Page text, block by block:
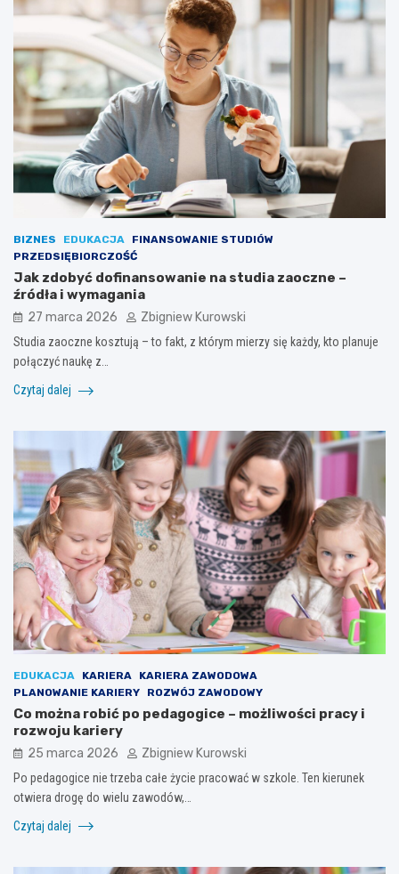
BIZNES EDUKACJA
FINANSOWANIE STUDIÓW
PRZEDSIĘBIORCZOŚĆ
Jak zdobyć dofinansowanie na studia zaoczne –
źródła i wymagania
27 marca 2026 Zbigniew Kurowski
Studia zaoczne kosztują – to fakt, z którym mierzy się każdy, kto planuje
połączyć naukę z…
Czytaj dalej
EDUKACJA KARIERA
KARIERA ZAWODOWA
PLANOWANIE KARIERY
ROZWÓJ ZAWODOWY
Co można robić po pedagogice – możliwości pracy i
rozwoju kariery
25 marca 2026 Zbigniew Kurowski
Po pedagogice nie trzeba całe życie pracować w szkole. Ten kierunek
otwiera drogę do wielu zawodów,…
Czytaj dalej